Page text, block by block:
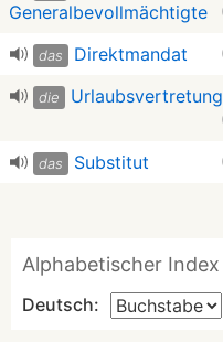
Generalbevollmächtigte
das Direktmandat
die Urlaubsvertretung
das Substitut
Alphabetischer Index
Deutsch: